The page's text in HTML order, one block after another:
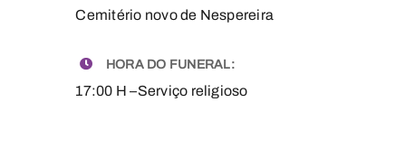
Cemitério novo de Nespereira
HORA DO FUNERAL:
17:00 H –Serviço religioso